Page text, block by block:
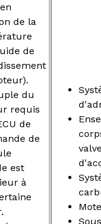
de la
de
du
requis
de
de
est
à